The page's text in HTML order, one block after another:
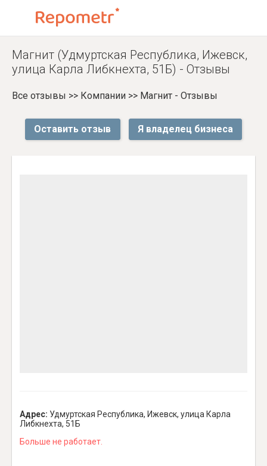
Магнит (Удмуртская Республика, Ижевск,
улица Карла Либкнехта, 51Б) - Отзывы
Все отзывы >> Компании >> Магнит - Отзывы
Оставить отзыв Я владелец бизнеса
Адрес: Удмуртская Республика, Ижевск, улица Карла
Либкнехта, 51Б
Больше не работает.